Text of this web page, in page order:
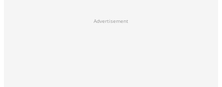
Advertisement